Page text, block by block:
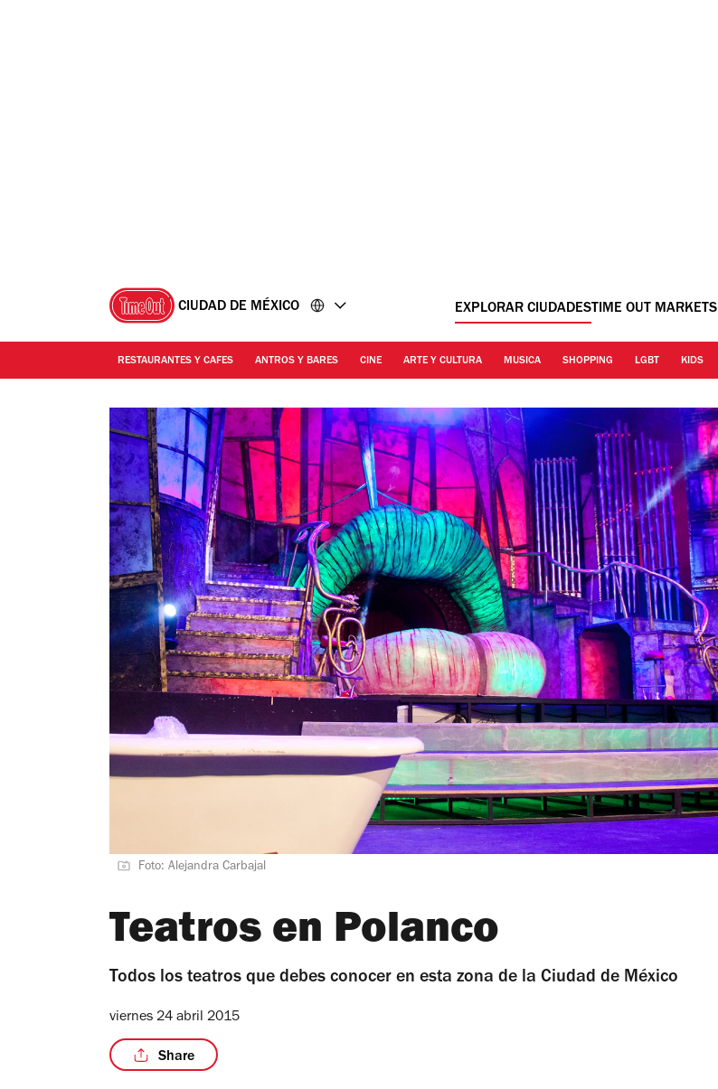
CIUDAD DE MÉXICO EXPLORAR CIUDADESTIME OUT MARKETS
RESTAURANTES Y CAFES ANTROS Y BARES CINE ARTE Y CULTURA MUSICA SHOPPING LGBT KIDS
Foto: Alejandra Carbajal
Teatros en Polanco
Todos los teatros que debes conocer en esta zona de la Ciudad de México
viernes 24 abril 2015
Share